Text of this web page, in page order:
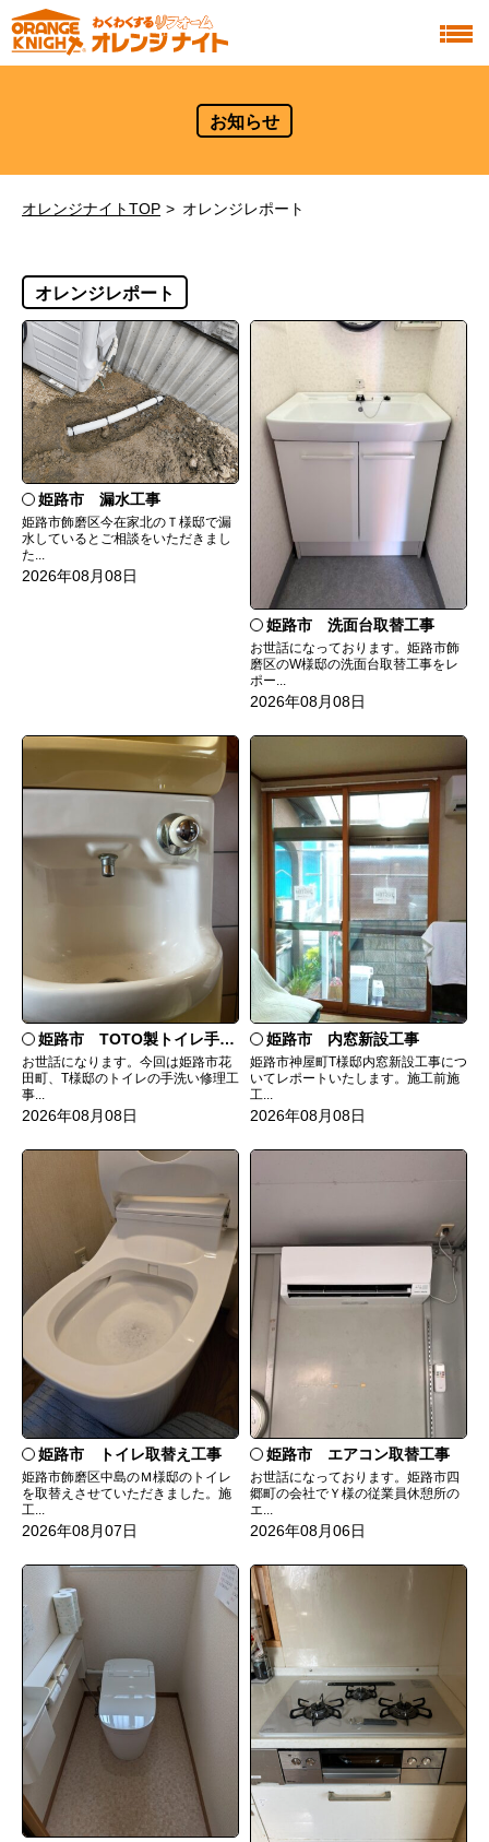
お知らせ
オレンジナイトTOP オレンジレポート
オレンジレポート
姫路市 漏水工事
姫路市飾磨区今在家北のＴ様邸で漏
水しているとご相談をいただきまし
た...
2026年08月08日
姫路市 洗面台取替工事
お世話になっております。姫路市飾
磨区のW様邸の洗面台取替工事をレ
ポー...
2026年08月08日
姫路市 TOTO製トイレ手洗いの水漏れ修理
お世話になります。今回は姫路市花
田町、T様邸のトイレの手洗い修理工
事...
2026年08月08日
姫路市 内窓新設工事
姫路市神屋町T様邸内窓新設工事につ
いてレポートいたします。施工前施
工...
2026年08月08日
姫路市 トイレ取替え工事
姫路市飾磨区中島のＭ様邸のトイレ
を取替えさせていただきました。施
工...
2026年08月07日
姫路市 エアコン取替工事
お世話になっております。姫路市四
郷町の会社でＹ様の従業員休憩所の
エ...
2026年08月06日